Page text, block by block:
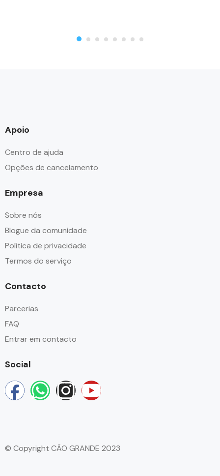
Apoio
Centro de ajuda
Opções de cancelamento
Empresa
Sobre nós
Blogue da comunidade
Política de privacidade
Termos do serviço
Contacto
Parcerias
FAQ
Entrar em contacto
Social
© Copyright CÃO GRANDE 2023